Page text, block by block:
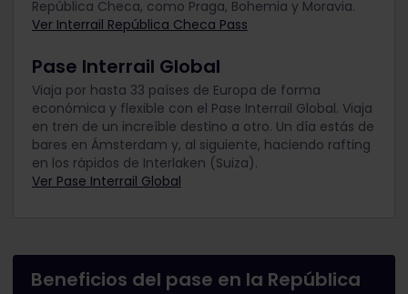
República Checa, como Praga, Bohemia y Moravia.
Ver Interrail República Checa Pass
Pase Interrail Global
Viaja por hasta 33 países de Europa de forma
económica y flexible con el Pase Interrail Global. Viaja
en tren de un increíble destino a otro. Un día estás de
bares en Ámsterdam y, al siguiente, haciendo rafting
en los rápidos de Interlaken (Suiza).
Ver Pase Interrail Global
Beneficios del pase en la República